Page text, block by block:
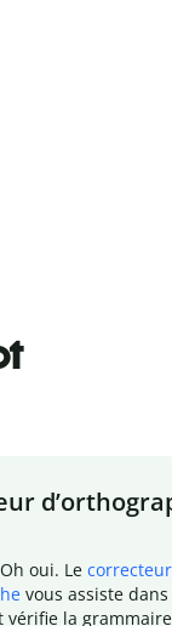
d’
oui. Le correcteur
vous assiste dans
vérifie la